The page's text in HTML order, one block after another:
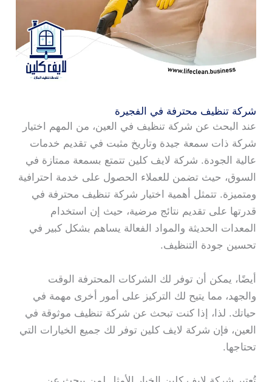
شركة تنظيف محترفة في الفجيرة
عند البحث عن شركة تنظيف في العين، من المهم اختيار
شركة ذات سمعة جيدة وتاريخ مثبت في تقديم خدمات
عالية الجودة. شركة لايف كلين تتمتع بسمعة ممتازة في
السوق، حيث تضمن للعملاء الحصول على خدمة احترافية
ومتميزة. تتمثل أهمية اختيار شركة تنظيف محترفة في
قدرتها على تقديم نتائج مرضية، حيث إن استخدام
المعدات الحديثة والمواد الفعالة يساهم بشكل كبير في
تحسين جودة التنظيف.
أيضًا، يمكن أن توفر لك الشركات المحترفة الوقت
والجهد، مما يتيح لك التركيز على أمور أخرى مهمة في
حياتك. لذا، إذا كنت تبحث عن شركة تنظيف موثوقة في
العين، فإن شركة لايف كلين توفر لك جميع الخيارات التي
تحتاجها.